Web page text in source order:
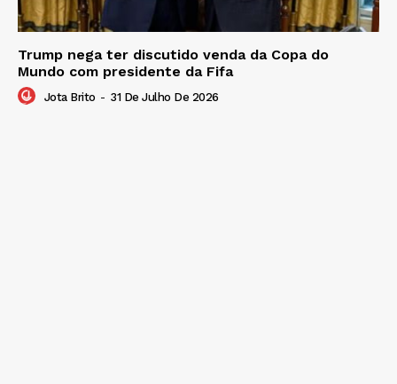
Trump nega ter discutido venda da Copa do
Mundo com presidente da Fifa
Jota Brito - 31 De Julho De 2026